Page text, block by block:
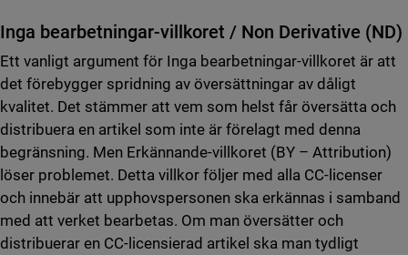
Inga bearbetningar-villkoret / Non Derivative (ND)
Ett vanligt argument för Inga bearbetningar-villkoret är att
det förebygger spridning av översättningar av dåligt
kvalitet. Det stämmer att vem som helst får översätta och
distribuera en artikel som inte är förelagt med denna
begränsning. Men Erkännande-villkoret (BY – Attribution)
löser problemet. Detta villkor följer med alla CC-licenser
och innebär att upphovspersonen ska erkännas i samband
med att verket bearbetas. Om man översätter och
distribuerar en CC-licensierad artikel ska man tydligt